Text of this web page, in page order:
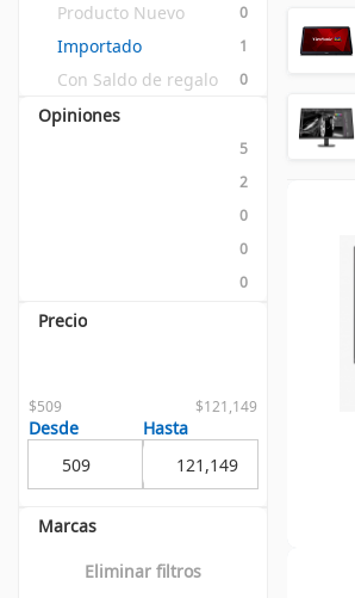
Producto Nuevo 0
Importado 1
Con Saldo de regalo 0
Opiniones
5
2
0
0
0
Precio
$509 $121,149
Desde Hasta
Marcas
Eliminar filtros